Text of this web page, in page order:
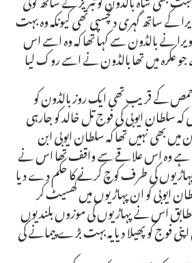
کے ساتھ گہری دلچسپی تھی کیونکہ وہ بہت
نے بالڈون سے کہا تھا کہ وہ اسے اس
عکرہ میں تھا بالڈون نے اسے روک لیا
حمص کے قریب تھی ایک روز بالڈون کو
ایوبی کی فوج تل خالد کو جارہی
بھی نہیں تھا کہ سلطان ایوبی ابن
ہے وہ اس علاقے سے واقف تھا اس نے
پہاڑیوں کی طرف کوچ کرنے کا حکم دے دیا
ایوبی کو ان پہاڑیوں میں گھسیٹ کر
اس نے پہاڑیوں کی موزوں بلندیوں
فوج کو پھیلا دیا یہ بہت بڑے پیمانے کی